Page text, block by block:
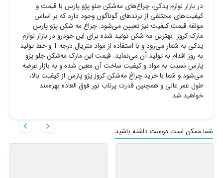
در بازار لوازم یدکی، چراغ‌های مه‌شکن جلو پژو پارس با قیمت و
کیفیت‌های مختلفی از برندهای گوناگون وجود دارد که بر اساس
مولفه قیمت کیفیت نیز تعیین می‌شود. چراغ مه شکن پژو پارس
مارک کروز بهترین مه شکن تولید شده برای این خودرو در بازار لوازم
یدکی به شمار می‌رود و با استفاده از مواد متریال درجه 1 و خط تولید
به روز اقدام به تولید آن می‌نماید. قیمت این مارک مه‌شکن جلو پژو
پارس نسبت به مواد و کیفیت ساخت آن معین شده و به بازار عرضه
می‌شود و شما با خرید چراغ مه‌شکن کروز پژو پارس از کیفیت بالا،
طول عمر عالی و همچنین قدرت پرتاب نور فوق العاده بهره‌مند
خواهید شد.
شما ممکن است دوست داشته باشید  